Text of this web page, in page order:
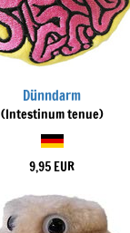
Dünndarm
(Intestinum tenue)
9,95 EUR